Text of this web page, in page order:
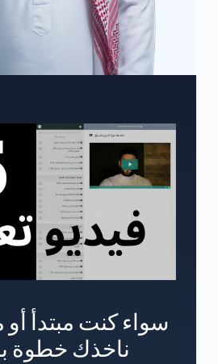
سواء كنت مبتدأ
ناخذك خطوة